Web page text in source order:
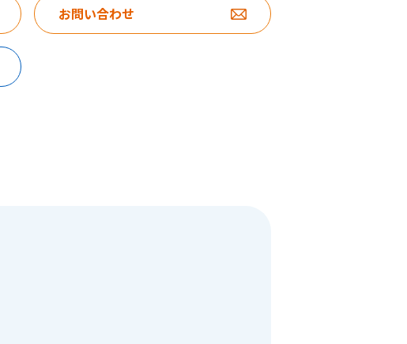
お問い合わせ